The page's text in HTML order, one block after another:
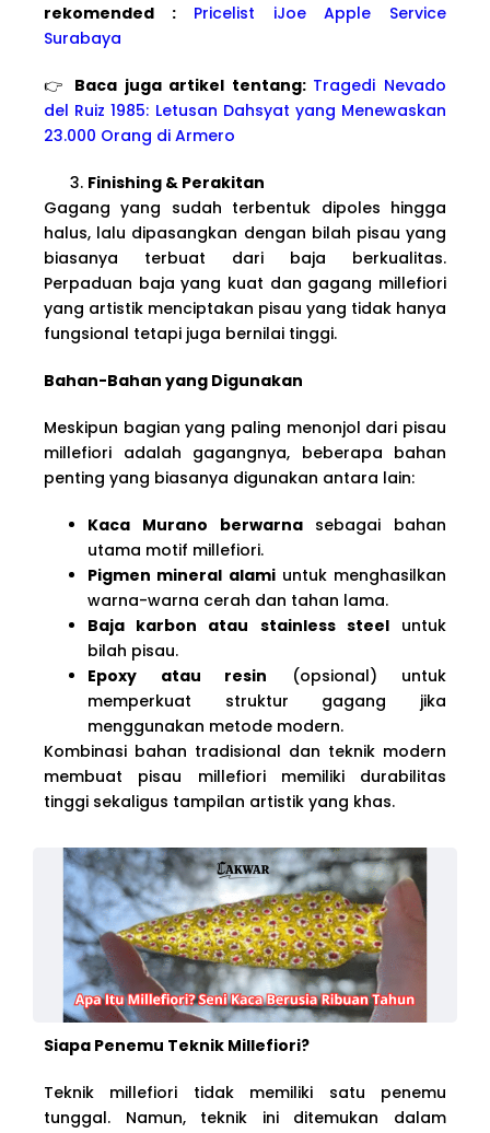
rekomended :
Pricelist iJoe Apple Service
Surabaya
👉 Baca juga artikel tentang: Tragedi Nevado
del Ruiz 1985: Letusan Dahsyat yang Menewaskan
23.000 Orang di Armero
Finishing & Perakitan
Gagang yang sudah terbentuk dipoles hingga
halus, lalu dipasangkan dengan bilah pisau yang
biasanya terbuat dari baja berkualitas.
Perpaduan baja yang kuat dan gagang millefiori
yang artistik menciptakan pisau yang tidak hanya
fungsional tetapi juga bernilai tinggi.
Bahan-Bahan yang Digunakan
Meskipun bagian yang paling menonjol dari pisau
millefiori adalah gagangnya, beberapa bahan
penting yang biasanya digunakan antara lain:
Kaca Murano berwarnasebagai bahan
utama motif millefiori.
Pigmen mineral alamiuntuk menghasilkan
warna-warna cerah dan tahan lama.
Baja karbon atau stainless steeluntuk
bilah pisau.
Epoxy atau resin (opsional) untuk
memperkuat struktur gagang jika
menggunakan metode modern.
Kombinasi bahan tradisional dan teknik modern
membuat pisau millefiori memiliki durabilitas
tinggi sekaligus tampilan artistik yang khas.
Siapa Penemu Teknik Millefiori?
Teknik millefiori tidak memiliki satu penemu
tunggal. Namun, teknik ini ditemukan dalam